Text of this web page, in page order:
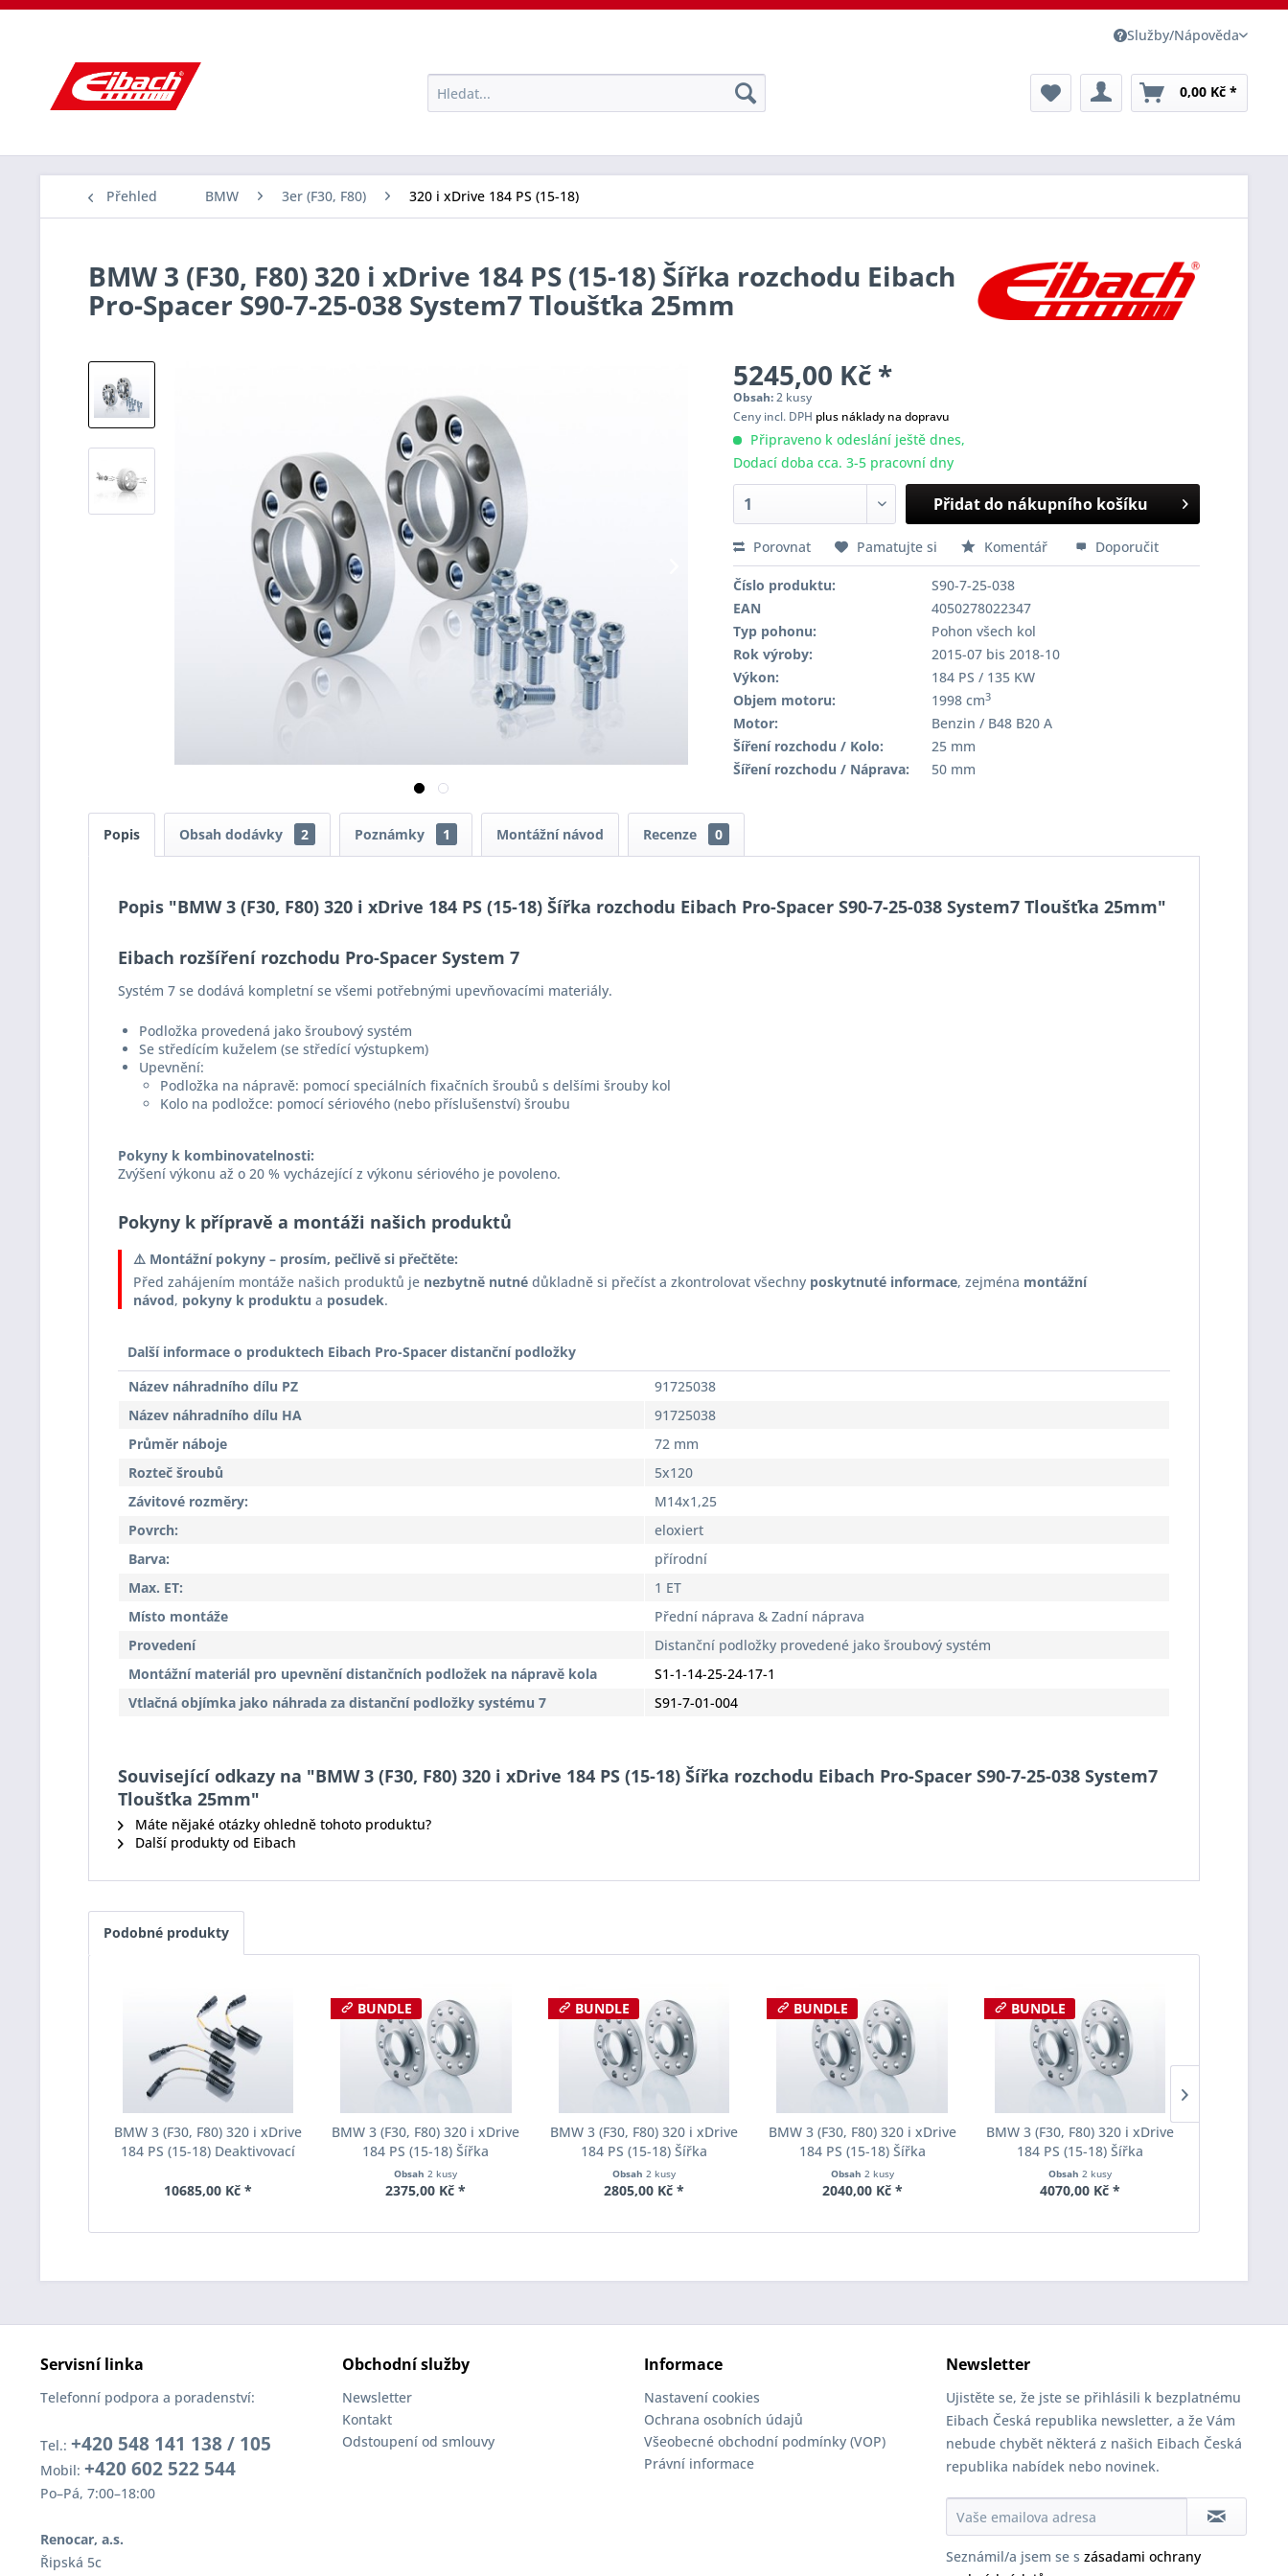
Služby/Nápověda
0,00 Kč *
Přehled BMW 3er (F30, F80) 320 i xDrive 184 PS (15-18)
BMW 3 (F30, F80) 320 i xDrive 184 PS (15-18) Šířka rozchodu Eibach
Pro-Spacer S90-7-25-038 System7 Tloušťka 25mm
5245,00 Kč *
Obsah:2 kusy
Ceny incl. DPH plus náklady na dopravu
Připraveno k odeslání ještě dnes,
Dodací doba cca. 3-5 pracovní dny
Přidat do nákupního košíku
Porovnat Pamatujte si Komentář Doporučit
Číslo produktu:
S90-7-25-038
EAN
4050278022347
Typ pohonu:
Pohon všech kol
Rok výroby:
2015-07 bis 2018-10
Výkon:
184 PS / 135 KW
Objem motoru:
1998 cm3
Motor:
Benzin / B48 B20 A
Šíření rozchodu / Kolo:
25 mm
Šíření rozchodu / Náprava:
50 mm
Popis Obsah dodávky 2 Poznámky 1 Montážní návod Recenze 0
Popis "BMW 3 (F30, F80) 320 i xDrive 184 PS (15-18) Šířka rozchodu Eibach Pro-Spacer S90-7-25-038 System7 Tloušťka 25mm"
Eibach rozšíření rozchodu Pro-Spacer System 7
Systém 7 se dodává kompletní se všemi potřebnými upevňovacími materiály.
Podložka provedená jako šroubový systém
Se středícím kuželem (se středící výstupkem)
Upevnění:
Podložka na nápravě: pomocí speciálních fixačních šroubů s delšími šrouby kol
Kolo na podložce: pomocí sériového (nebo příslušenství) šroubu
Pokyny k kombinovatelnosti:
Zvýšení výkonu až o 20 % vycházející z výkonu sériového je povoleno.
Pokyny k přípravě a montáži našich produktů
⚠️ Montážní pokyny – prosím, pečlivě si přečtěte:
Před zahájením montáže našich produktů je nezbytně nutné důkladně si přečíst a zkontrolovat všechny poskytnuté informace, zejména montážní
návod, pokyny k produktu a posudek.
Další informace o produktech Eibach Pro-Spacer distanční podložky
Název náhradního dílu PZ
91725038
Název náhradního dílu HA
91725038
Průměr náboje
72 mm
Rozteč šroubů
5x120
Závitové rozměry:
M14x1,25
Povrch:
eloxiert
Barva:
přírodní
Max. ET:
1 ET
Místo montáže
Přední náprava & Zadní náprava
Provedení
Distanční podložky provedené jako šroubový systém
Montážní materiál pro upevnění distančních podložek na nápravě kola
S1-1-14-25-24-17-1
Vtlačná objímka jako náhrada za distanční podložky systému 7
S91-7-01-004
Související odkazy na "BMW 3 (F30, F80) 320 i xDrive 184 PS (15-18) Šířka rozchodu Eibach Pro-Spacer S90-7-25-038 System7
Tloušťka 25mm"
Máte nějaké otázky ohledně tohoto produktu?
Další produkty od Eibach
Podobné produkty
BMW 3 (F30, F80) 320 i xDrive
184 PS (15-18) Deaktivovací
AM65-20-030-01-22
10685,00 Kč *
BUNDLE
BMW 3 (F30, F80) 320 i xDrive
184 PS (15-18) Šířka
rozchodu Eibach Pro-Spacer
S90-2-10-004 System2
Obsah2 kusy
2375,00 Kč *
BUNDLE
BMW 3 (F30, F80) 320 i xDrive
184 PS (15-18) Šířka
rozchodu Eibach Pro-Spacer
S90-2-12-002 System2
Obsah 2 kusy
2805,00 Kč *
BUNDLE
BMW 3 (F30, F80) 320 i xDrive
184 PS (15-18) Šířka
rozchodu Eibach Pro-Spacer
S90-2-15-001 System2
Obsah 2 kusy
2040,00 Kč *
BUNDLE
BMW 3 (F30, F80) 320 i xDrive
184 PS (15-18) Šířka
rozchodu Eibach Pro-Spacer
S90-2-20-020 System2
Obsah2 kusy
4070,00 Kč *
Servisní linka
Telefonní podpora a poradenství:
Tel.: +420 548 141 138 / 105
Mobil: +420 602 522 544
Po–Pá, 7:00–18:00
Renocar, a.s.
Řipská 5c
Obchodní služby
Newsletter
Kontakt
Odstoupení od smlouvy
Informace
Nastavení cookies
Ochrana osobních údajů
Všeobecné obchodní podmínky (VOP)
Právní informace
Newsletter
Ujistěte se, že jste se přihlásili k bezplatnému
Eibach Česká republika newsletter, a že Vám
nebude chybět některá z našich Eibach Česká
republika nabídek nebo novinek.
Seznámil/a jsem se s zásadami ochrany